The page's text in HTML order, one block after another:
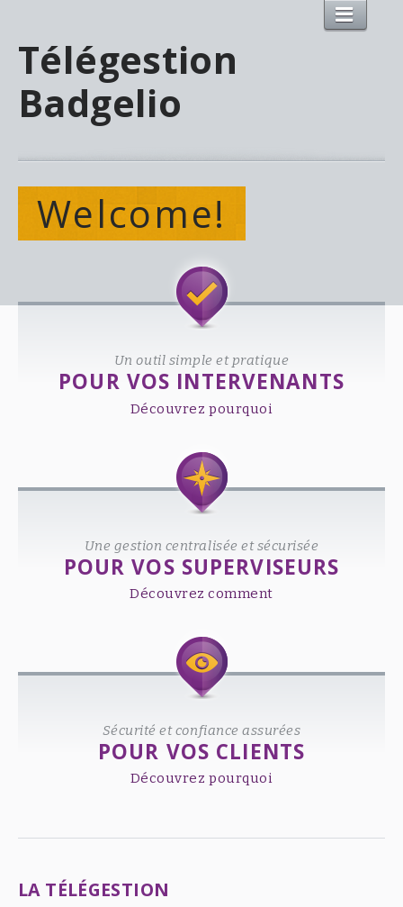
Télégestion
Badgelio
Welcome!
Un outil simple et pratique
POUR VOS INTERVENANTS
Découvrez pourquoi
Une gestion centralisée et sécurisée
POUR VOS SUPERVISEURS
Découvrez comment
Sécurité et confiance assurées
POUR VOS CLIENTS
Découvrez pourquoi
LA TÉLÉGESTION